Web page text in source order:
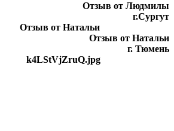
Отзыв от Людмилы
г.Сургут
Отзыв от Натальи
г. Тюмень